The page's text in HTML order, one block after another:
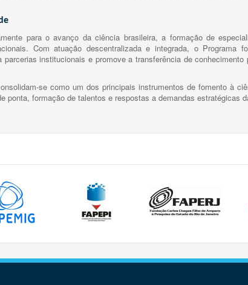
para o avanço da ciência brasileira, a formação de
Com atuação descentralizada e integrada, o Programa
institucionais e promove a transferência de
se como um dos principais instrumentos de fomento à
ponta, formação de talentos e respostas a demandas estratégicas